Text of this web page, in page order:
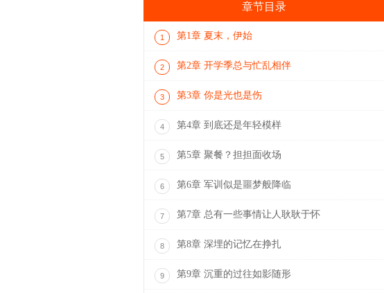
章节目录
1 第1章 夏末，伊始
2 第2章 开学季总与忙乱相伴
3 第3章 你是光也是伤
4 第4章 到底还是年轻模样
5 第5章 聚餐？担担面收场
6 第6章 军训似是噩梦般降临
7 第7章 总有一些事情让人耿耿于怀
8 第8章 深埋的记忆在挣扎
9 第9章 沉重的过往如影随形